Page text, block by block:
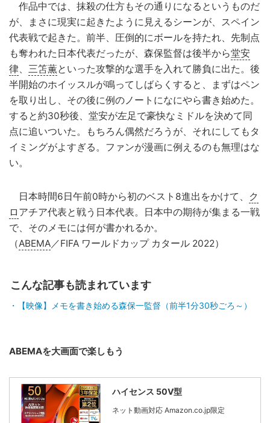
作品中では、抹殺の仕方もその通りになるというものだ
が、まさに現実に起きたように見えるシーンが、スペイン
代表戦で起きた。前半、圧倒的にボールを持たれ、先制点
も奪われた日本代表だったが、森保監督は後半から堂安
律、 三笘薫といった攻撃的な選手を入れて勝負に出た。後
半開始のホイッスルが鳴ってしばらくすると、まずはペン
を取り出し、その後に例のノートになにやら書き始めた。
すると約30秒後、堂安が左足で豪快なミドルを決めて同
点に追いついた。もちろん偶然だろうが、それにしてもタ
イミングがよすぎる。ファンが漫画に例えるのも無理はな
い。
日本時間6日午前0時から初のベスト8進出をかけて、
ク
ロ アチア代表と戦う日本代表。日本中の期待が集まる一戦
で、そのメモには何が書かれるか。
（ABEMA／FIFA ワールドカップ カタール 2022）
こんな記事も読まれています
【映像】メモを書き始める森保一監督（前半1分30秒ごろ～）
ABEMAを大画面で楽しもう
ハイセンス 50V型
ネット動画対応 Amazon.co.jp限定